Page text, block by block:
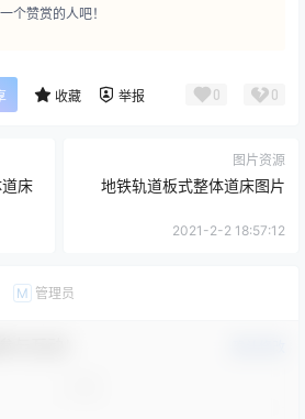
个赞赏的人吧！
收藏 举报 0 0
床
图片资源
地铁轨道板式整体道床图片
2021-2-2 18:57:12
M 管理员